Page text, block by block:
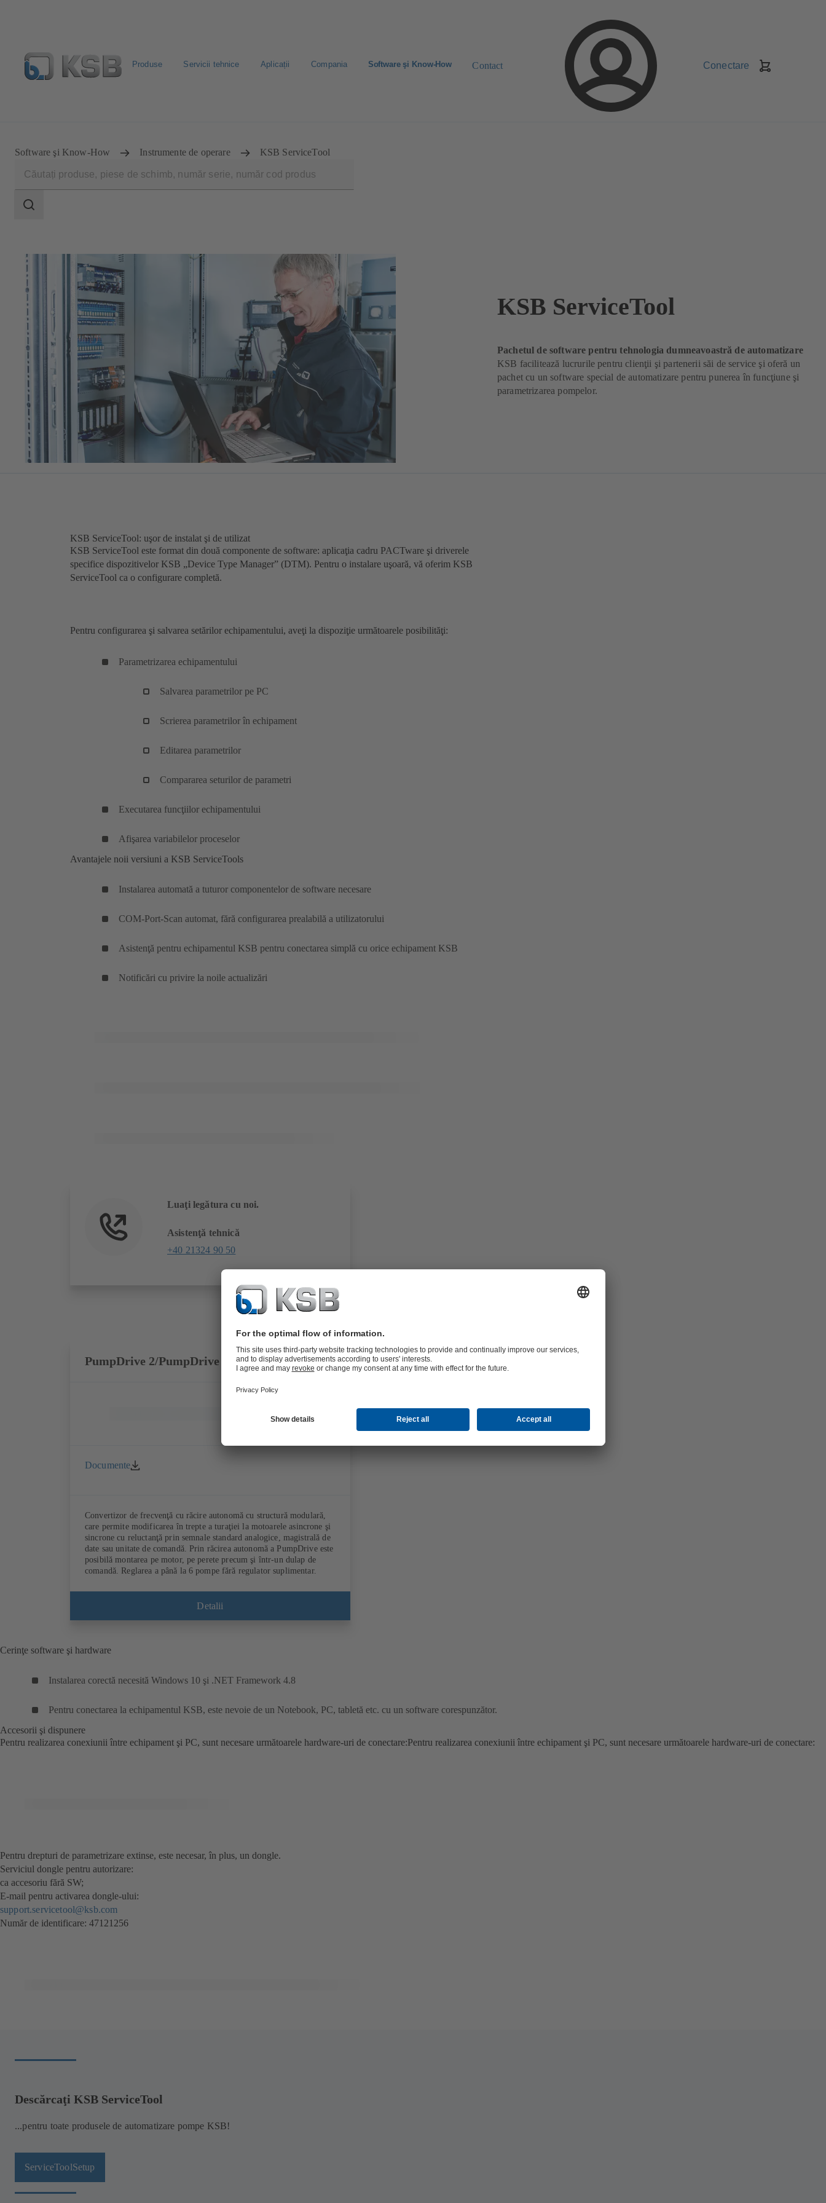
Produse Servicii tehnice Aplicații Compania Software şi Know-How Contact Conectare
Software şi Know-How Instrumente de operare KSB ServiceTool
Domeniu
KSB ServiceTool
Pachetul de software pentru tehnologia dumneavoastră de automatizare
KSB facilitează lucrurile pentru clienţii şi partenerii săi de service şi oferă un
pachet cu un software special de automatizare pentru punerea în funcţiune şi
parametrizarea pompelor.
KSB ServiceTool: uşor de instalat şi de utilizat
KSB ServiceTool este format din două componente de software: aplicaţia cadru PACTware şi driverele
specifice dispozitivelor KSB „Device Type Manager” (DTM). Pentru o instalare uşoară, vă oferim KSB
ServiceTool ca o configurare completă.
Pentru configurarea şi salvarea setărilor echipamentului, aveţi la dispoziţie următoarele posibilităţi:
Parametrizarea echipamentului
Salvarea parametrilor pe PC
Scrierea parametrilor în echipament
Editarea parametrilor
Compararea seturilor de parametri
Executarea funcţiilor echipamentului
Afişarea variabilelor proceselor
Avantajele noii versiuni a KSB ServiceTools
Instalarea automată a tuturor componentelor de software necesare
COM-Port-Scan automat, fără configurarea prealabilă a utilizatorului
Asistenţă pentru echipamentul KSB pentru conectarea simplă cu orice echipament KSB
Notificări cu privire la noile actualizări
Luaţi legătura cu noi.
Asistenţă tehnică
+40 21324 90 50
PumpDrive 2/PumpDrive 2 Eco
Documente
Convertizor de frecvenţă cu răcire autonomă cu structură modulară,
care permite modificarea în trepte a turaţiei la motoarele asincrone şi
sincrone cu reluctanţă prin semnale standard analogice, magistrală de
date sau unitate de comandă. Prin răcirea autonomă a PumpDrive este
posibilă montarea pe motor, pe perete precum şi într-un dulap de
comandă. Reglarea a până la 6 pompe fără regulator suplimentar.
Detalii
Cerinţe software şi hardware
Instalarea corectă necesită Windows 10 şi .NET Framework 4.8
Pentru conectarea la echipamentul KSB, este nevoie de un Notebook, PC, tabletă etc. cu un software corespunzător.
Accesorii şi dispunere
Pentru realizarea conexiunii între echipament şi PC, sunt necesare următoarele hardware-uri de conectare:Pentru realizarea conexiunii între echipament şi PC, sunt necesare următoarele hardware-uri de conectare:
Pentru drepturi de parametrizare extinse, este necesar, în plus, un dongle.
Serviciul dongle pentru autorizare:
ca accesoriu fără SW;
E-mail pentru activarea dongle-ului:
support.servicetool@ksb.com
Număr de identificare: 47121256
Descărcaţi KSB ServiceTool
...pentru toate produsele de automatizare pompe KSB!
ServiceToolSetup